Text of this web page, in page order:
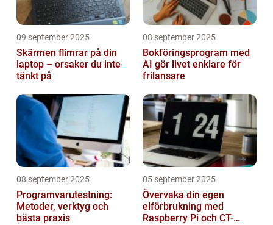
09 september 2025
Skärmen flimrar på din
laptop – orsaker du inte
tänkt på
08 september 2025
Bokföringsprogram med
AI gör livet enklare för
frilansare
08 september 2025
Programvarutestning:
Metoder, verktyg och
bästa praxis
05 september 2025
Övervaka din egen
elförbrukning med
Raspberry Pi och CT-